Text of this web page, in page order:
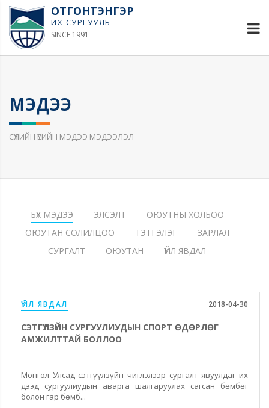
ОТГОНТЭНГЭР
ИХ СУРГУУЛЬ
SINCE 1991
МЭДЭЭ
СҮҮЛИЙН ҮЕИЙН МЭДЭЭ МЭДЭЭЛЭЛ
БҮХ МЭДЭЭ ЭЛСЭЛТ
ОЮУТНЫ ХОЛБОО
ОЮУТАН СОЛИЛЦОО
ТЭТГЭЛЭГ
ЗАРЛАЛ
СУРГАЛТ
ОЮУТАН ҮЙЛ ЯВДАЛ
ҮЙЛ ЯВДАЛ 2018-04-30
СЭТГҮҮЛЗҮЙН СУРГУУЛИУДЫН СПОРТ ӨДӨРЛӨГ
АМЖИЛТТАЙ БОЛЛОО
Монгол Улсад сэтгүүлзүйн чиглэлээр сургалт явуулдаг их
дээд сургуулиудын аварга шалгаруулах сагсан бөмбөг
болон гар бөмб...